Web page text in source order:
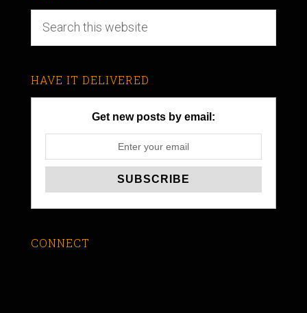
HAVE IT DELIVERED
Get new posts by email:
CONNECT